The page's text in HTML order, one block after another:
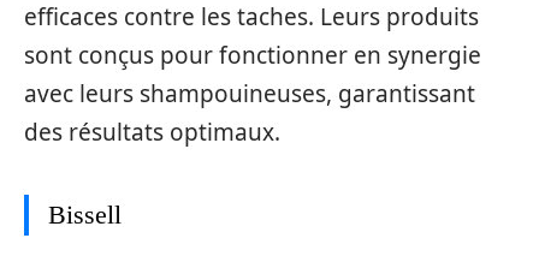
efficaces contre les taches. Leurs produits
sont conçus pour fonctionner en synergie
avec leurs shampouineuses, garantissant
des résultats optimaux.
Bissell